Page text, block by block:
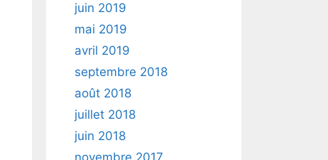
juin 2019
mai 2019
avril 2019
septembre 2018
août 2018
juillet 2018
juin 2018
novembre 2017